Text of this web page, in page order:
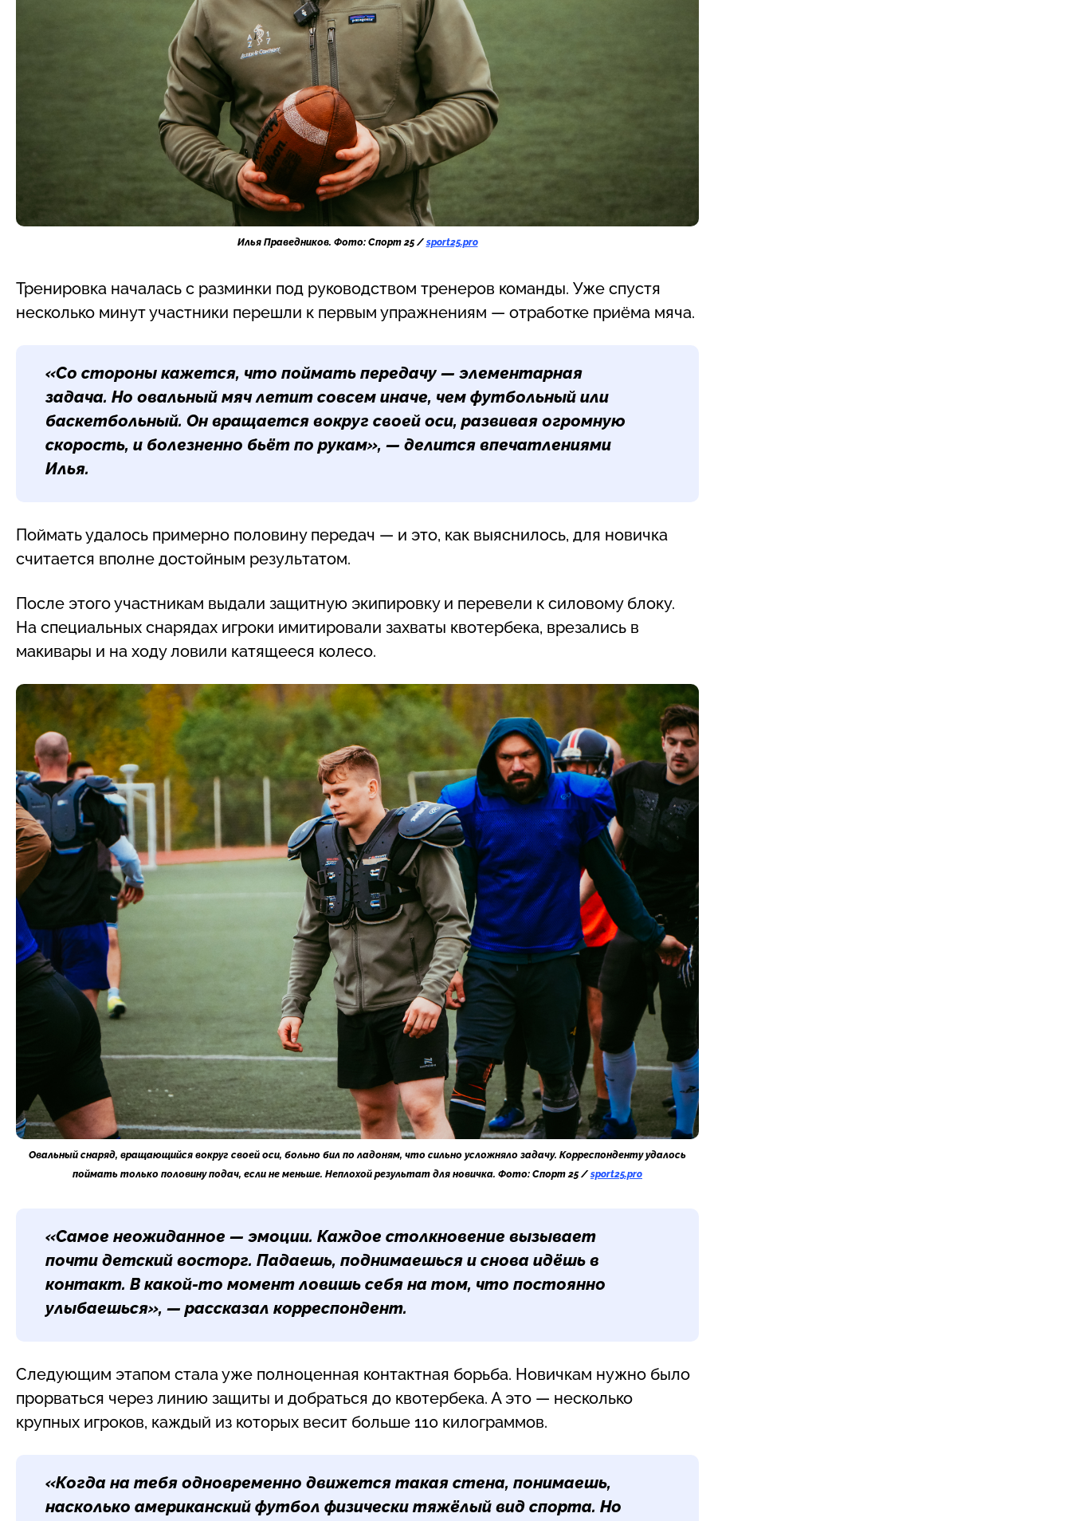
Илья Праведников. Фото: Спорт 25 / sport25.pro
Тренировка началась с разминки под руководством тренеров команды. Уже спустя
несколько минут участники перешли к первым упражнениям — отработке приёма мяча.
«Со стороны кажется, что поймать передачу — элементарная
задача. Но овальный мяч летит совсем иначе, чем футбольный или
баскетбольный. Он вращается вокруг своей оси, развивая огромную
скорость, и болезненно бьёт по рукам», — делится впечатлениями
Илья.
Поймать удалось примерно половину передач — и это, как выяснилось, для новичка
считается вполне достойным результатом.
После этого участникам выдали защитную экипировку и перевели к силовому блоку.
На специальных снарядах игроки имитировали захваты квотербека, врезались в
макивары и на ходу ловили катящееся колесо.
Овальный снаряд, вращающийся вокруг своей оси, больно бил по ладоням, что сильно усложняло задачу. Корреспонденту удалось
поймать только половину подач, если не меньше. Неплохой результат для новичка. Фото: Спорт 25 / sport25.pro
«Самое неожиданное — эмоции. Каждое столкновение вызывает
почти детский восторг. Падаешь, поднимаешься и снова идёшь в
контакт. В какой-то момент ловишь себя на том, что постоянно
улыбаешься», — рассказал корреспондент.
Следующим этапом стала уже полноценная контактная борьба. Новичкам нужно было
прорваться через линию защиты и добраться до квотербека. А это — несколько
крупных игроков, каждый из которых весит больше 110 килограммов.
«Когда на тебя одновременно движется такая стена, понимаешь,
насколько американский футбол физически тяжёлый вид спорта. Но